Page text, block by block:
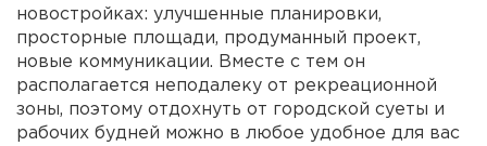
новостройках: улучшенные планировки,
просторные площади, продуманный проект,
новые коммуникации. Вместе с тем он
располагается неподалеку от рекреационной
зоны, поэтому отдохнуть от городской суеты и
рабочих будней можно в любое удобное для вас